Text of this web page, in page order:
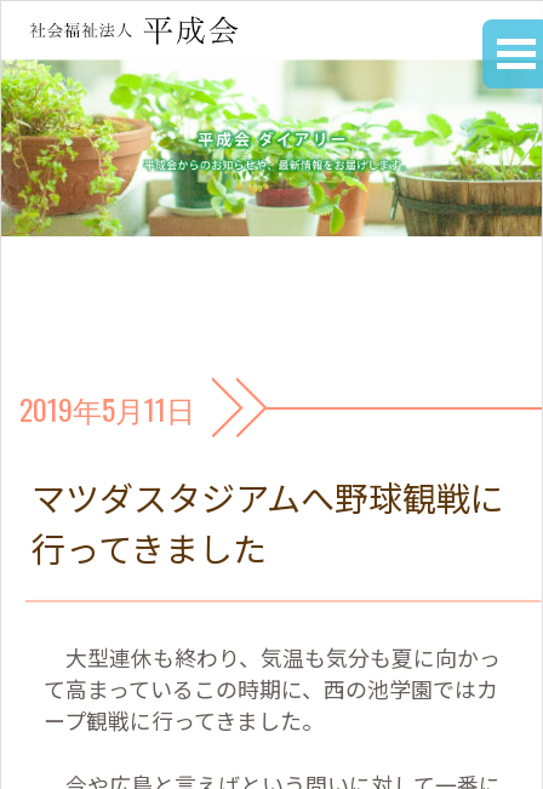
2019年5月11日
マツダスタジアムへ野球観戦に
行ってきました
大型連休も終わり、気温も気分も夏に向かっ
て高まっているこの時期に、西の池学園ではカ
ープ観戦に行ってきました。